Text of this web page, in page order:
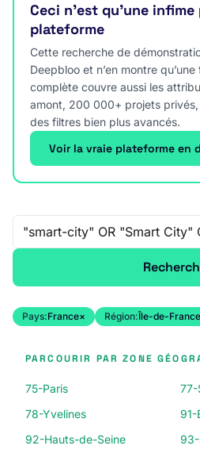
Ceci n’est qu’une
plateforme
Cette recherche de
Deepbloo et n’en montre
complète couvre aussi les
amont, 200 000+ projets privés,
des filtres bien plus avancés.
Voir la vraie plateforme en
Recherche libre
Pays:France× Région:Île-de-France
PARCOURIR PAR ZONE
75-Paris
77-
78-Yvelines
91-
92-Hauts-de-Seine
93-